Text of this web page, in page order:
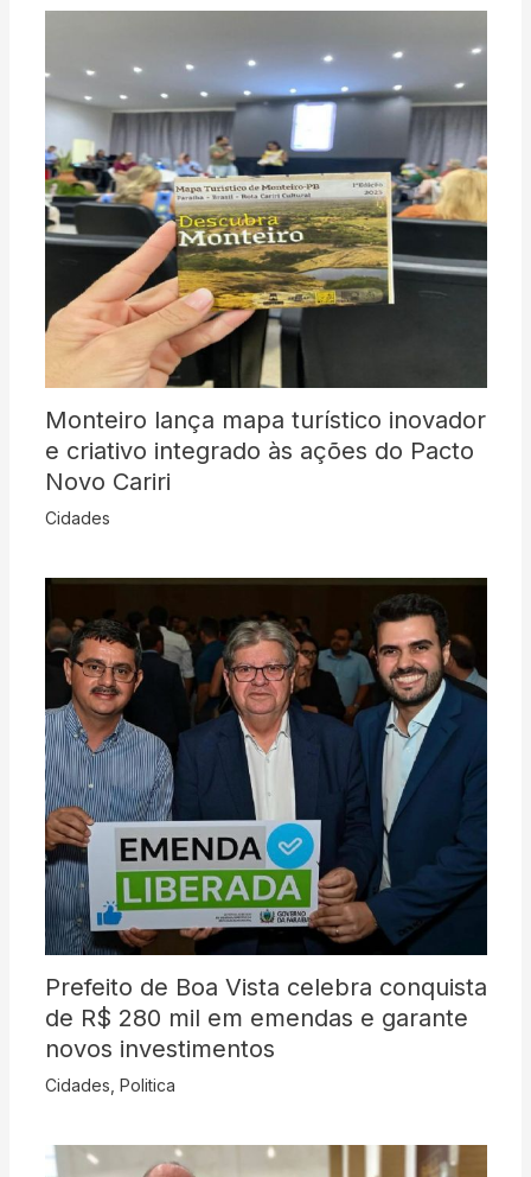
Monteiro lança mapa turístico inovador
e criativo integrado às ações do Pacto
Novo Cariri
Cidades
Prefeito de Boa Vista celebra conquista
de R$ 280 mil em emendas e garante
novos investimentos
Cidades Politica